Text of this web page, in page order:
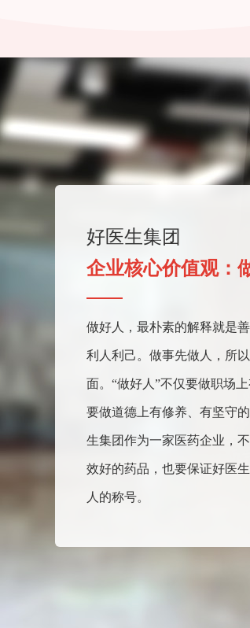
好医生集团
企业核心价值观：
做好人，最朴素的解释就是
利人利己。做事先做人，所
面。“做好人”不仅要做职场
要做道德上有修养、有坚守
生集团作为一家医药企业，
效好的药品，也要保证好医
人的称号。